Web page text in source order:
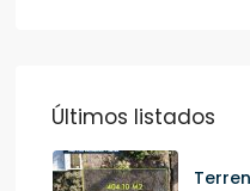
Últimos listados